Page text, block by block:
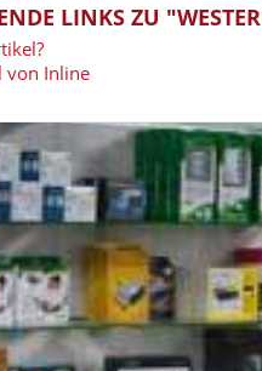
LINKS ZU
von Inline